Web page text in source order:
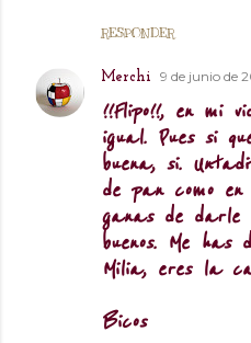
RESPONDER
Merchi 9 de junio de
!!Flipo!!, en mi
igual. Pues si
buena, si.
de pan como
ganas de darle
buenos. Me has
Milia, eres la
Bicos